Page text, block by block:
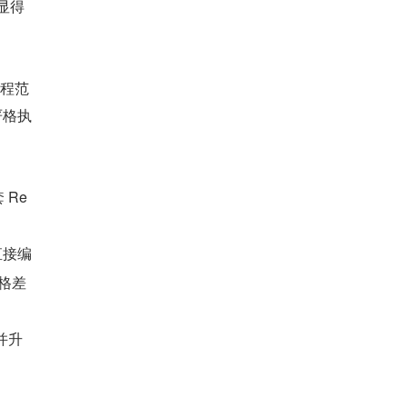
得
范
执
Re
编
差
升